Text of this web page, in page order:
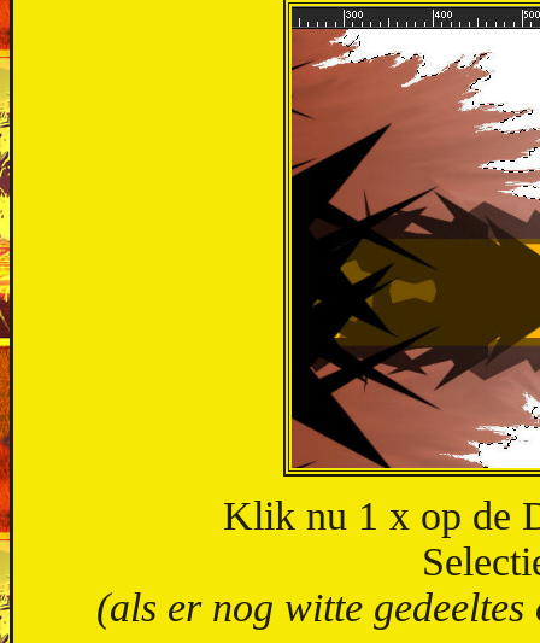
Klik nu 1 x op de
(als er nog witte